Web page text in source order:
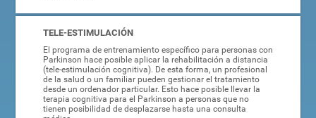
TELE-ESTIMULACIÓN
El programa de entrenamiento específico para personas con
Parkinson hace posible aplicar la rehabilitación a distancia
(tele-estimulación cognitiva). De esta forma, un profesional
de la salud o un familiar pueden gestionar el tratamiento
desde un ordenador particular. Esto hace posible llevar la
terapia cognitiva para el Parkinson a personas que no
tienen posibilidad de desplazarse hasta una consulta